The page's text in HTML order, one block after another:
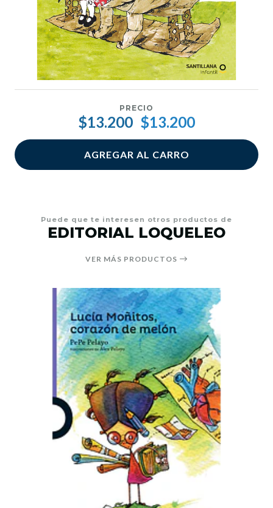
PRECIO
$13.200 $13.200
AGREGAR AL CARRO
Puede que te interesen otros productos de
EDITORIAL LOQUELEO
VER MÁS PRODUCTOS